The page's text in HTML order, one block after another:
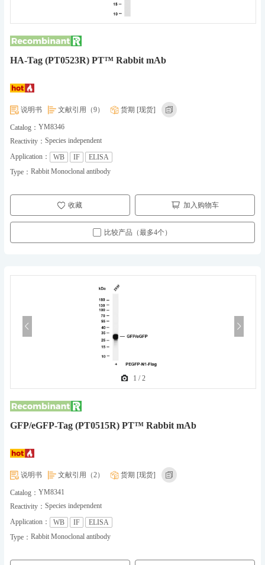
HA-Tag (PT0523R) PT™ Rabbit mAb
说明书 文献引用（9） 货期 [现货]
Catalog： YM8346
Reactivity： Species independent
Application：
WB IF
ELISA
Type： Rabbit Monoclonal antibody
收藏 加入购物车
比较产品（最多4个）
GFP/eGFP-Tag (PT0515R) PT™ Rabbit mAb
说明书 文献引用（2） 货期 [现货]
Catalog： YM8341
Reactivity： Species independent
Application：
WB IF
ELISA
Type： Rabbit Monoclonal antibody
1 /2